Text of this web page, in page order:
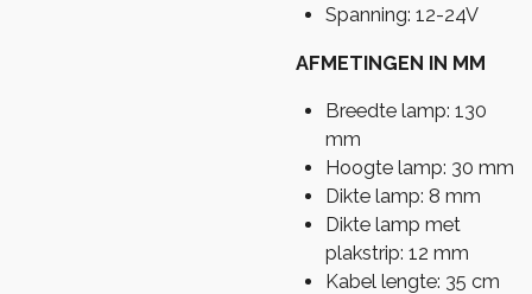
Spanning: 12-24V
AFMETINGEN IN MM
Breedte lamp: 130
mm
Hoogte lamp: 30 mm
Dikte lamp: 8 mm
Dikte lamp met
plakstrip: 12 mm
Kabel lengte: 35 cm